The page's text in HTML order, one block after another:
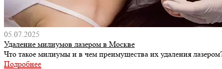
05.07.2025
Удаление милиумов лазером в Москве
Что такое милиумы и в чем преимущества их удаления
Подробнее